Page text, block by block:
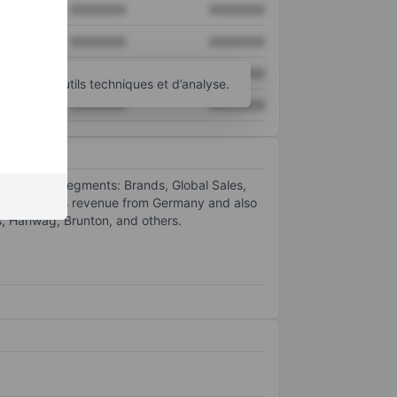
XXXXXXX XXXXXXX
d’autres outils techniques et d’analyse.
segments: Brands, Global Sales,
of its revenue from Germany and also
Hanwag, Brunton, and others.